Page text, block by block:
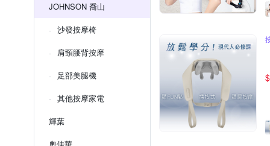
JOHNSON 喬山
沙發按摩椅
肩頸腰背按摩
足部美腿機
其他按摩家電
輝葉
$